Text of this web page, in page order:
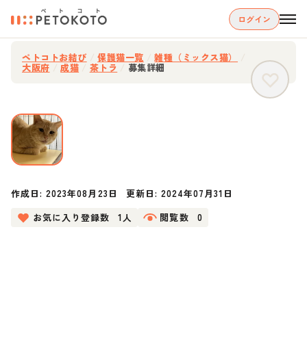
ログイン
ペトコトお結び 保護猫一覧 雑種（ミックス猫）
大阪府 成猫 茶トラ 募集詳細
作成日:2023年08月23日 更新日: 2024年07月31日
お気に入り登録数
1人 閲覧数 0